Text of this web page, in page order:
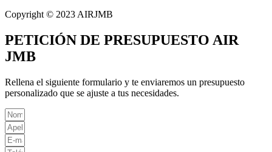
Copyright © 2023 AIRJMB
PETICIÓN DE PRESUPUESTO AIR
JMB
Rellena el siguiente formulario y te enviaremos un presupuesto
personalizado que se ajuste a tus necesidades.